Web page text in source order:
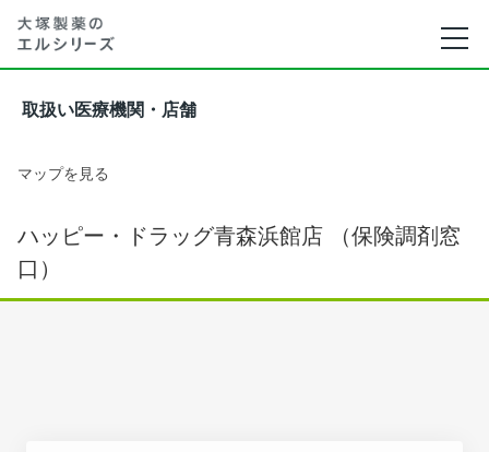
取扱い医療機関・店舗
マップを見る
ハッピー・ドラッグ青森浜館店 （保険調剤窓
口）